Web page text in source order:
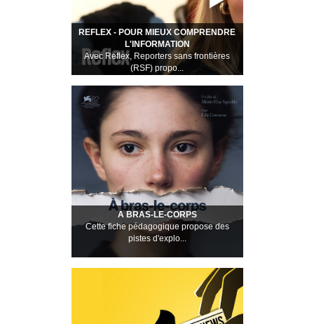
REFLEX - POUR MIEUX COMPRENDRE
L'INFORMATION
Avec Reflex, Reporters sans frontières
(RSF) propo...
A BRAS-LE-CORPS
Cette fiche pédagogique propose des
pistes d'explo...